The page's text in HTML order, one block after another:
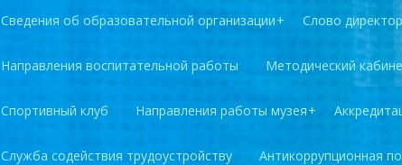
Сведения об образовательной организации Слово
Направления воспитательной работы Методический
Спортивный клуб Направления работы музея
Служба содействия трудоустройству Антикоррупционная